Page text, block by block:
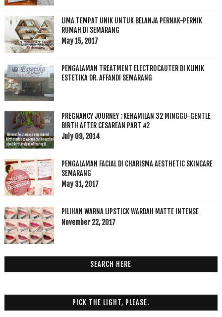
LIMA TEMPAT UNIK UNTUK BELANJA PERNAK-PERNIK
RUMAH DI SEMARANG
May 15, 2017
PENGALAMAN TREATMENT ELECTROCAUTER DI KLINIK
ESTETIKA DR. AFFANDI SEMARANG
PREGNANCY JOURNEY : KEHAMILAN 32 MINGGU-GENTLE
BIRTH AFTER CESAREAN PART #2
July 09, 2014
PENGALAMAN FACIAL DI CHARISMA AESTHETIC SKINCARE
SEMARANG
May 31, 2017
PILIHAN WARNA LIPSTICK WARDAH MATTE INTENSE
November 22, 2017
SEARCH HERE
PICK THE LIGHT, PLEASE.